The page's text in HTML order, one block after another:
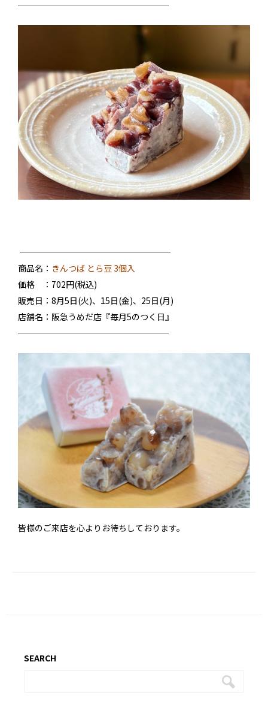
──────────────────
──────────────────
商品名： きんつば とら豆 3個入
価格 ：702円(税込)
販売日：8月5日(火)、15日(金)、25日(月)
店舗名：阪急うめだ店『毎月5のつく日』
──────────────────
皆様のご来店を心よりお待ちしております。
SEARCH